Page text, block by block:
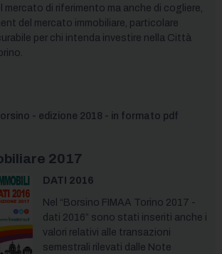
mercato di riferimento ma anche di cogliere,
del mercato immobiliare, particolare
per chi intenda investire nella Città
- edizione 2018 - in formato pdf
2017
DATI 2016
Nel “Borsino FIMAA Torino 2017 -
dati 2016” sono stati inseriti anche i
valori relativi alle transazioni
semestrali rilevati dalle Note